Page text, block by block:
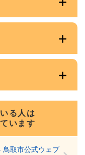
る人は
います
鳥取市公式ウェブ